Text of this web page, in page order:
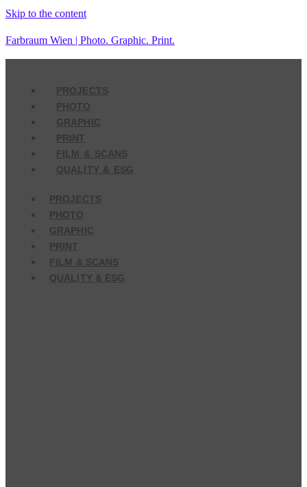
Skip to the content
Farbraum Wien | Photo. Graphic. Print.
PROJECTS
PHOTO
GRAPHIC
PRINT
FILM & SCANS
QUALITY & ESG
PROJECTS
PHOTO
GRAPHIC
PRINT
FILM & SCANS
QUALITY & ESG